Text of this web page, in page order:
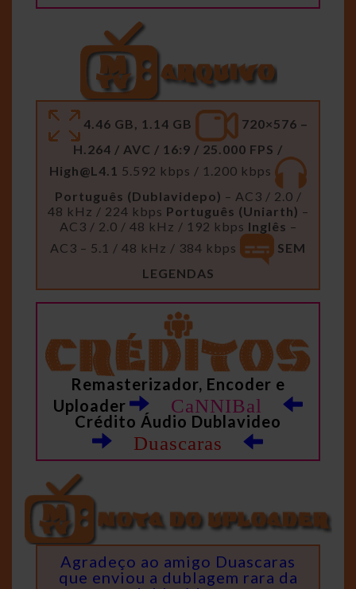
4.46 GB, 1.14 GB
720×576 –
H.264 / AVC / 16:9 / 25.000 FPS /
High@L4.1 5.592 kbps / 1.200 kbps
Português (Dublavidepo) – AC3 / 2.0 /
48 kHz / 224 kbps Português (Uniarth) –
AC3 / 2.0 / 48 kHz / 192 kbps Inglês –
AC3 – 5.1 / 48 kHz / 384 kbps
SEM
LEGENDAS
Remasterizador, Encoder e
Uploader
CaNNIBal
Crédito Áudio Dublavideo
Duascaras
Agradeço ao amigo Duascaras
que enviou a dublagem rara da